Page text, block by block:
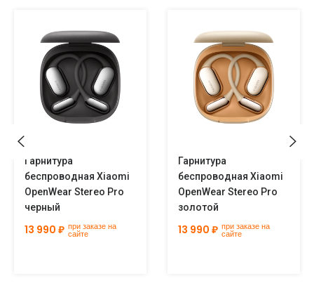
Гарнитура
беспроводная Xiaomi
OpenWear Stereo Pro
черный
13 990 ₽ при заказе на
сайте
Гарнитура
беспроводная Xiaomi
OpenWear Stereo Pro
золотой
13 990 ₽ при заказе на
сайте